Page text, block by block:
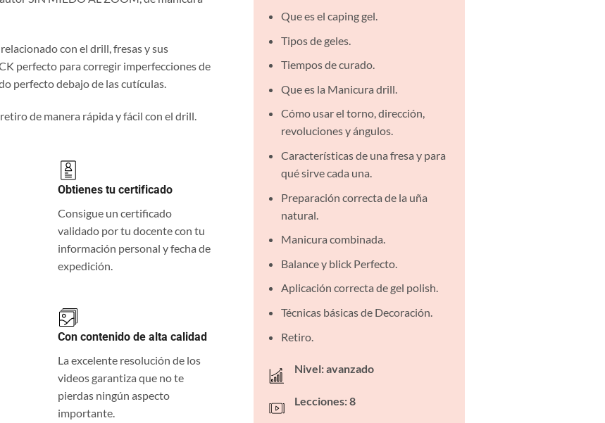
con el drill, fresas y sus
perfecto para corregir imperfecciones de
perfecto debajo de las cutículas.
de manera rápida y fácil con el drill.
Obtienes tu certificado
Consigue un certificado
validado por tu docente con tu
información personal y fecha de
expedición.
Con contenido de alta calidad
La excelente resolución de los
videos garantiza que no te
pierdas ningún aspecto
importante.
Que es el caping gel.
Tipos de geles.
Tiempos de curado.
Que es la Manicura drill.
Cómo usar el torno, dirección,
revoluciones y ángulos.
Características de una fresa y para
qué sirve cada una.
Preparación correcta de la uña
natural.
Manicura combinada.
Balance y blick Perfecto.
Aplicación correcta de gel polish.
Técnicas básicas de Decoración.
Retiro.
Nivel: avanzado
Lecciones: 8